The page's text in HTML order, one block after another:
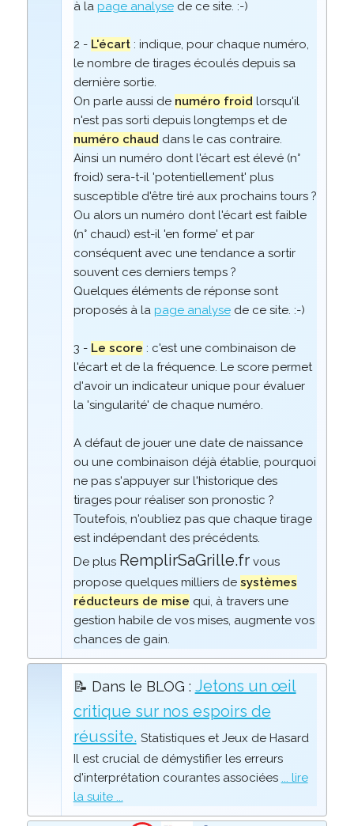
à la page analysede ce site. :-)
2 - L'écart: indique, pour chaque numéro,
le nombre de tirages écoulés depuis sa
dernière sortie.
On parle aussi de numéro froid lorsqu'il
n'est pas sorti depuis longtemps et de
numéro chaud dans le cas contraire.
Ainsi un numéro dont l'écart est élevé (n°
froid) sera-t-il 'potentiellement' plus
susceptible d'être tiré aux prochains tours ?
Ou alors un numéro dont l'écart est faible
(n° chaud) est-il 'en forme' et par
conséquent avec une tendance a sortir
souvent ces derniers temps ?
Quelques éléments de réponse sont
proposés à la page analysede ce site. :-)
3 - Le score : c'est une combinaison de
l'écart et de la fréquence. Le score permet
d'avoir un indicateur unique pour évaluer
la 'singularité' de chaque numéro.
A défaut de jouer une date de naissance
ou une combinaison déjà établie, pourquoi
ne pas s'appuyer sur l'historique des
tirages pour réaliser son pronostic ?
Toutefois, n'oubliez pas que chaque tirage
est indépendant des précédents.
De plus RemplirSaGrille.frvous
propose quelques milliers de systèmes
réducteurs de mise qui, à travers une
gestion habile de vos mises, augmente vos
chances de gain.
📝 Dans le BLOG : Jetons un œil
critique sur nos espoirs de
réussite. Statistiques et Jeux de Hasard
Il est crucial de démystifier les erreurs
d'interprétation courantes associées ... lire
la suite ...